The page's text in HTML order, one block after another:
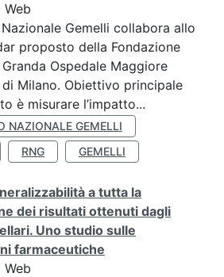
Gemelli collabora allo
proposto della Fondazione
Granda Ospedale Maggiore
Milano. Obiettivo principale
è misurare l’impatto...
NAZIONALE GEMELLI
RNG GEMELLI
a tutta la
dei risultati ottenuti dagli
Uno studio sulle
farmaceutiche